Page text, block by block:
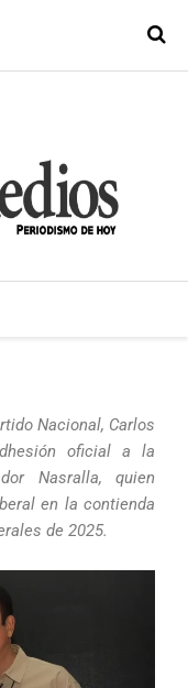
Nacional, Carlos
oficial a la
Nasralla, quien
en la contienda
de 2025.